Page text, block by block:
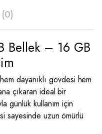
Bellek – 16 GB
dayanıklı gövdesi hem
çıkaran ideal bir
günlük kullanım için
sayesinde uzun ömürlü